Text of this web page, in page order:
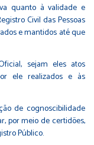
quanto à validade e
Civil das Pessoas
e mantidos até que
sejam eles atos
ele realizados e às
de cognoscibilidade
por meio de certidões,
Público.